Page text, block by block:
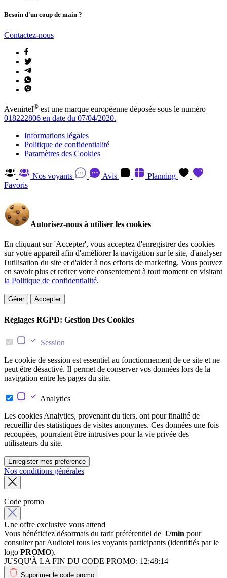
Besoin d'un coup de main ?
Contactez-nous
Avenirtel® est une marque européenne déposée sous le numéro
018222806 en date du 07/04/2020.
Informations légales
Politique de confidentialité
Paramètres des Cookies
Nos voyants Avis
Planning
Favoris
Autorisez-nous à utiliser les cookies
En cliquant sur 'Accepter', vous acceptez d'enregistrer des cookies
sur votre appareil afin d'améliorer la navigation sur le site, d'analyser
l'utilisation du site et d'aider à nos efforts de marketing. Vous pouvez
en savoir plus et retirer votre consentement à tout moment en visitant
la Politique de confidentialité.
Gérer Accepter
Réglages RGPD: Gestion Des Cookies
Session
Le cookie de session est essentiel au fonctionnement de ce site et ne
peut être désactivé. Il permet de conserver vos données lors de la
navigation entre les pages du site.
Analytics
Les cookies Analytics, provenant du tiers, ont pour finalité de
recueillir des statistiques de visites anonymes. Ces données une fois
recoupées, pourraient être intrusives pour la vie privée des
utilisateurs du site.
Enregister mes preference
Nos conditions générales
Code promo
Une offre exclusive vous attend
Vous bénéficiez désormais du tarif préférentiel de €/min pour
consulter par Audiotel tous les voyants participants (identifiés par le
logo PROMO).
JUSQU'À LA FIN DU CODE PROMO: 12:48:14
Supprimer le code promo